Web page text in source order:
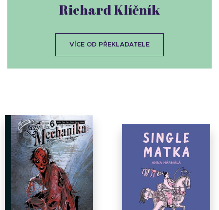
Richard Klíčník
VÍCE OD PŘEKLADATELE